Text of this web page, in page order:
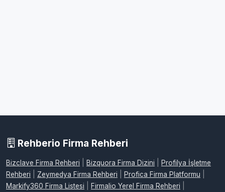
Rehberio Firma Rehberi
Bizclave Firma Rehberi Bizquora Firma Dizini
Profilya İşletme
Rehberi
Zeymedya Firma Rehberi Profica Firma Platformu
Markify360 Firma Listesi
Firmalio Yerel Firma Rehberi